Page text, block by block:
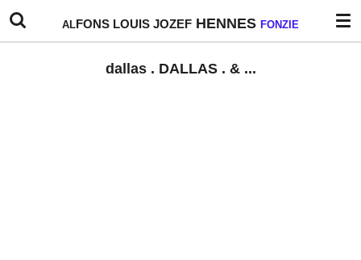
Ga
direct
ALFONS LOUIS JOZEF HENNES FONZIE
dallas . DALLAS . & ...